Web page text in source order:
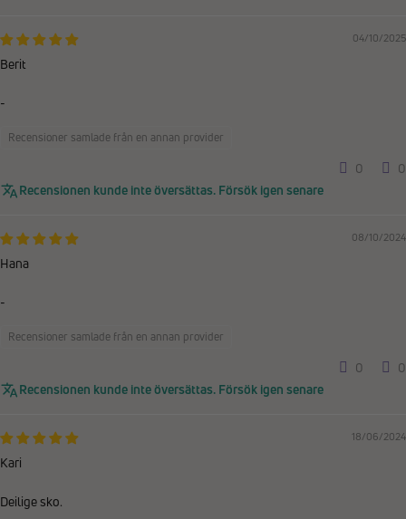
04/10/2025
Berit
-
Recensioner samlade från en annan provider
0
0
Recensionen kunde inte översättas. Försök igen senare
08/10/2024
Hana
-
Recensioner samlade från en annan provider
0
0
Recensionen kunde inte översättas. Försök igen senare
18/06/2024
Kari
Deilige sko.